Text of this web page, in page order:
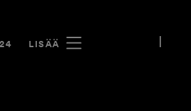
LISÄÄ